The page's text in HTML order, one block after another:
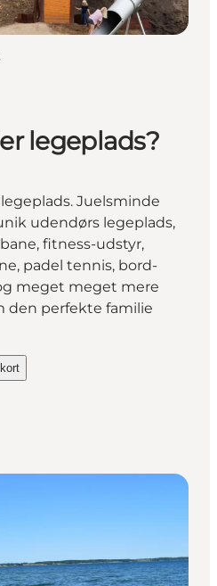
legeplads?
Juelsminde
udendørs legeplads,
fitness-udstyr,
padel tennis, bord-
meget meget mere
den perfekte familie
legeplads?"
eller legeplads? on_map